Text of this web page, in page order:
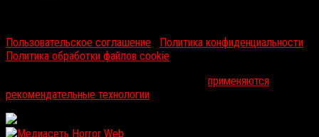
Пользовательское соглашение
Политика конфиденциальности
Политика обработки файлов cookie
применяются
рекомендательные технологии